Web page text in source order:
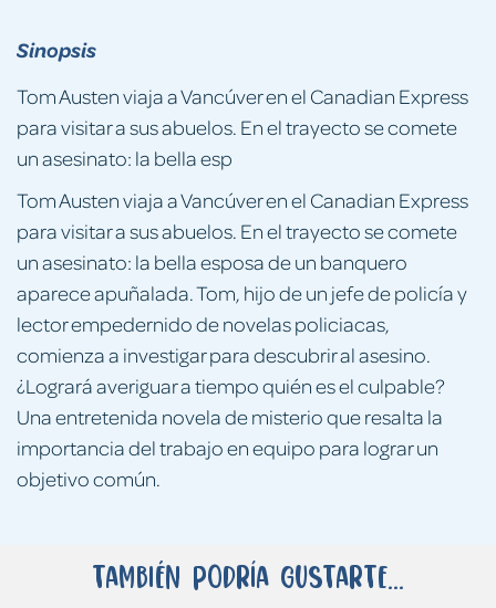
Sinopsis
Tom Austen viaja a Vancúver en el Canadian Express
para visitar a sus abuelos. En el trayecto se comete
un asesinato: la bella esp
Tom Austen viaja a Vancúver en el Canadian Express
para visitar a sus abuelos. En el trayecto se comete
un asesinato: la bella esposa de un banquero
aparece apuñalada. Tom, hijo de un jefe de policía y
lector empedernido de novelas policiacas,
comienza a investigar para descubrir al asesino.
¿Logrará averiguar a tiempo quién es el culpable?
Una entretenida novela de misterio que resalta la
importancia del trabajo en equipo para lograr un
objetivo común.
También podría gustarte...